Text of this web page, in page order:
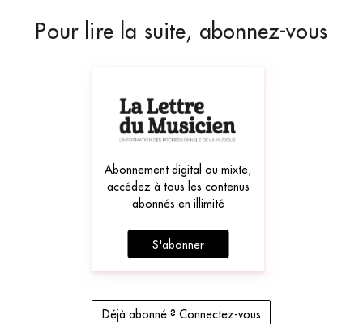
Pour lire la suite, abonnez-vous
Abonnement digital ou mixte,
accédez à tous les contenus
abonnés en illimité
S'abonner
Déjà abonné ? Connectez-vous